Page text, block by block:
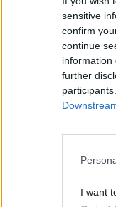
sensitive
confirm
continue
information
further
I want